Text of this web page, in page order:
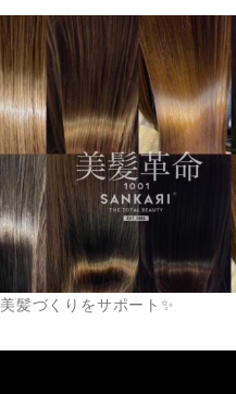
美髪づくりをサポート✨